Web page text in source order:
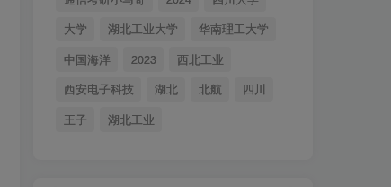
大学
湖北工业大学
华南理工大学
中国海洋
2023
西北工业
西安电子科技
湖北 北航
四川
王子
湖北工业